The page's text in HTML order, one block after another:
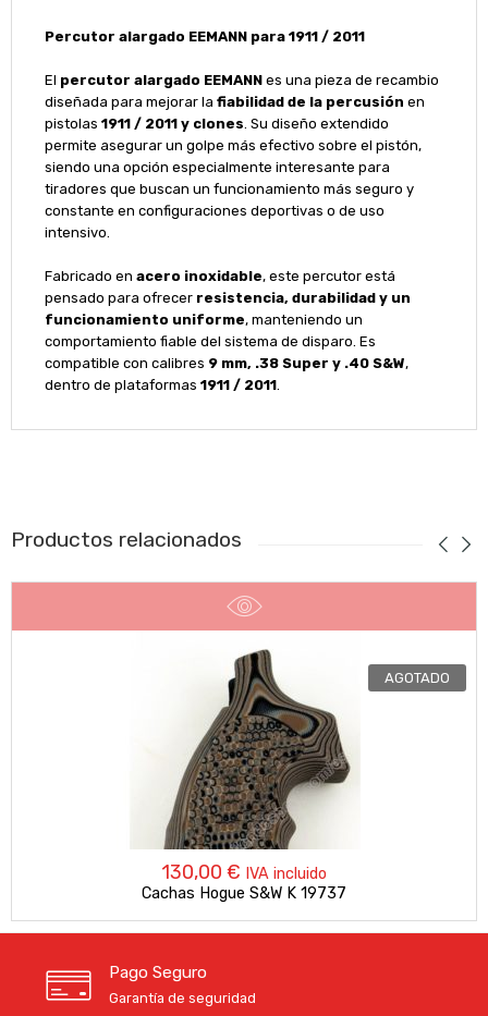
Percutor alargado EEMANN para 1911 / 2011
El percutor alargado EEMANN es una pieza de recambio
diseñada para mejorar la fiabilidad de la percusión en
pistolas 1911 / 2011 y clones . Su diseño extendido
permite asegurar un golpe más efectivo sobre el pistón,
siendo una opción especialmente interesante para
tiradores que buscan un funcionamiento más seguro y
constante en configuraciones deportivas o de uso
intensivo.
Fabricado en acero inoxidable, este percutor está
pensado para ofrecer resistencia, durabilidad y un
funcionamiento uniforme, manteniendo un
comportamiento fiable del sistema de disparo. Es
compatible con calibres 9 mm, .38 Super y .40 S&W,
dentro de plataformas 1911 / 2011.
Productos relacionados
AGOTADO
130,00 € IVA incluido
Cachas Hogue S&W K 19737
Pago Seguro
Garantía de seguridad